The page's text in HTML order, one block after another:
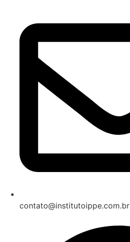
contato@institutoippe.com.br